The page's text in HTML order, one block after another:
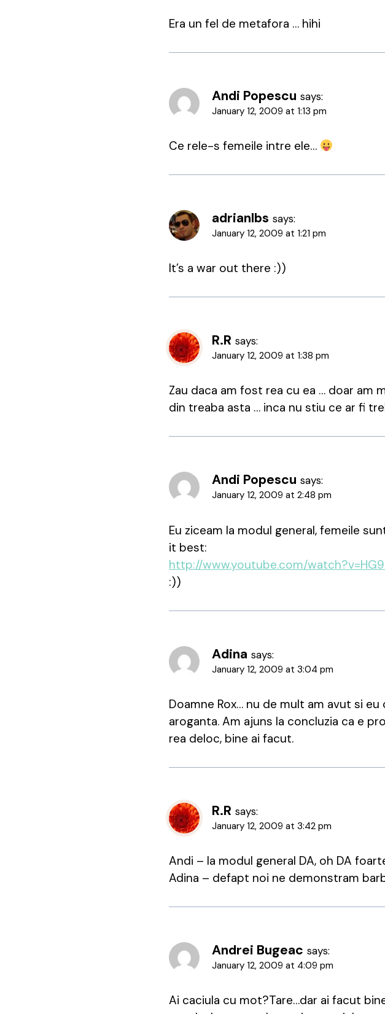
Era un fel de metafora … hihi
Andi Popescu says:
January 12, 2009 at 1:13 pm
Ce rele-s femeile intre ele…
adrianlbs says:
January 12, 2009 at 1:21 pm
It’s a war out there :))
R.R says:
January 12, 2009 at 1:38 pm
Zau daca am fost rea cu ea … doar am
din treaba asta … inca nu stiu ce ar fi
Andi Popescu says:
January 12, 2009 at 2:48 pm
Eu ziceam la modul general, femeile
it best:
http://www.youtube.com/
:))
Adina says:
January 12, 2009 at 3:04 pm
Doamne Rox… nu de mult am avut si
aroganta. Am ajuns la concluzia ca e
rea deloc, bine ai facut.
R.R says:
January 12, 2009 at 3:42 pm
Andi – la modul general DA, oh DA
Adina – defapt noi ne demonstram
Andrei Bugeac says:
January 12, 2009 at 4:09 pm
Ai caciula cu mot?Tare…dar ai facut